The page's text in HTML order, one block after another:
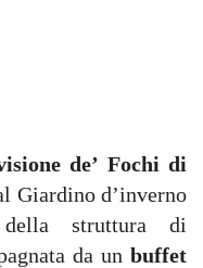
de’ Fochi di
Giardino d’inverno
struttura di
da un buffet